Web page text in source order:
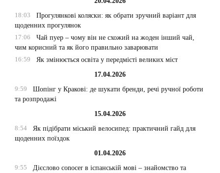
18:03
Прогулянкові коляски: як обрати зручний варіант для
щоденних прогулянок
17:06
Чай пуер – чому він не схожий на жоден інший чай,
чим корисний та як його правильно заварювати
16:59
Як змінюється освіта у передмісті великих міст
17.04.2026
9:59
Шопінг у Кракові: де шукати бренди, речі ручної роботи
та розпродажі
15.04.2026
8:54
Як підібрати міський велосипед: практичний гайд для
щоденних поїздок
01.04.2026
9:55
Дієслово conocer в іспанській мові – знайомство та